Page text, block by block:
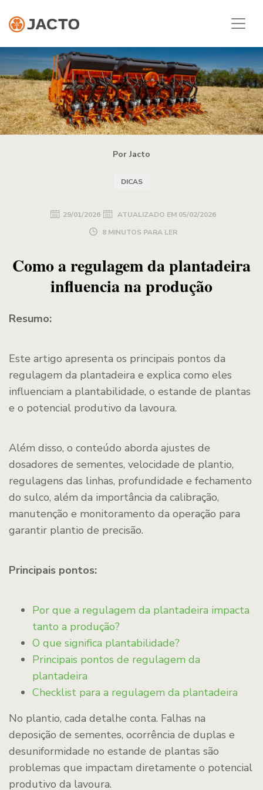
Por Jacto
DICAS
29/01/2026 ATUALIZADO EM 05/02/2026
8 MINUTOS PARA LER
Como a regulagem da plantadeira
influencia na produção
Resumo:
Este artigo apresenta os principais pontos da
regulagem da plantadeira e explica como eles
influenciam a plantabilidade, o estande de plantas
e o potencial produtivo da lavoura.
Além disso, o conteúdo aborda ajustes de
dosadores de sementes, velocidade de plantio,
regulagens das linhas, profundidade e fechamento
do sulco, além da importância da calibração,
manutenção e monitoramento da operação para
garantir plantio de precisão.
Principais pontos:
Por que a regulagem da plantadeira impacta
tanto a produção?
O que significa plantabilidade?
Principais pontos de regulagem da
plantadeira
Checklist para a regulagem da plantadeira
No plantio, cada detalhe conta. Falhas na
deposição de sementes, ocorrência de duplas e
desuniformidade no estande de plantas são
problemas que impactam diretamente o potencial
produtivo da lavoura.